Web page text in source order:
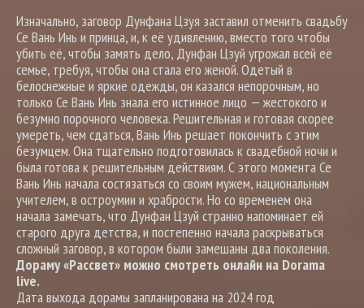
Изначально, заговор Дунфана Цзуя заставил отменить свадьбу
Се Вань Инь и принца, и, к её удивлению, вместо того чтобы
убить её, чтобы замять дело, Дунфан Цзуй угрожал всей её
семье, требуя, чтобы она стала его женой. Одетый в
белоснежные и яркие одежды, он казался непорочным, но
только Се Вань Инь знала его истинное лицо — жестокого и
безумно порочного человека. Решительная и готовая скорее
умереть, чем сдаться, Вань Инь решает покончить с этим
безумцем. Она тщательно подготовилась к свадебной ночи и
была готова к решительным действиям. С этого момента Се
Вань Инь начала состязаться со своим мужем, национальным
учителем, в остроумии и храбрости. Но со временем она
начала замечать, что Дунфан Цзуй странно напоминает ей
старого друга детства, и постепенно начала раскрываться
сложный заговор, в котором были замешаны два поколения.
Дораму «Рассвет» можно смотреть онлайн на Dorama
live.
Дата выхода дорамы запланирована на 2024 год